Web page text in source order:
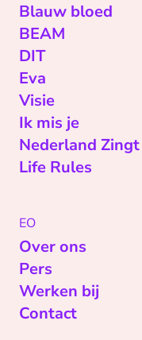
Blauw bloed
BEAM
DIT
Eva
Visie
Ik mis je
Nederland Zingt
Life Rules
EO
Over ons
Pers
Werken bij
Contact